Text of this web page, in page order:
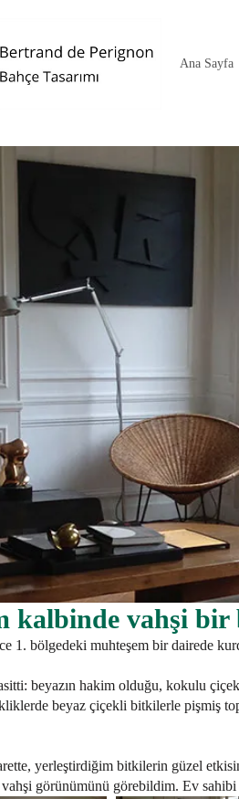
Ana Sayfa
kalbinde vahşi bir
1. bölgedeki muhteşem bir dairede
beyazın hakim olduğu, kokulu
beyaz çiçekli bitkilerle pişmiş
yerleştirdiğim bitkilerin güzel
görünümünü görebildim. Ev